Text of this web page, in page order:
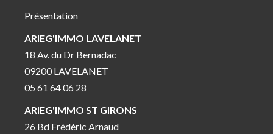
Présentation
ARIEG'IMMO LAVELANET
18 Av. du Dr Bernadac
09200 LAVELANET
05 61 64 06 28
ARIEG'IMMO ST GIRONS
26 Bd Frédéric Arnaud